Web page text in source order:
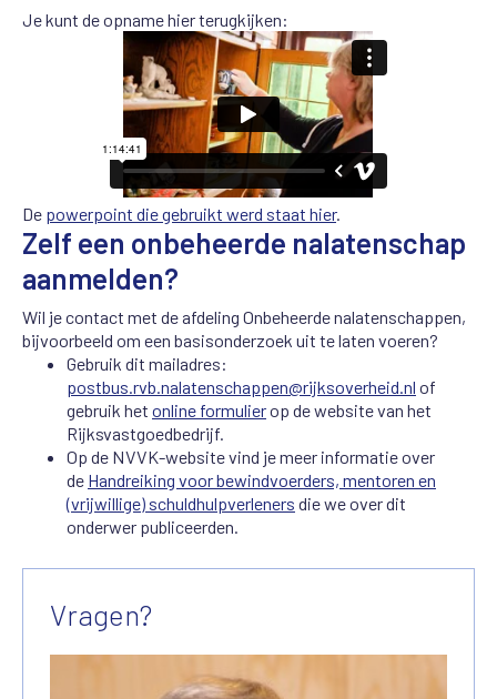
Je kunt de opname hier terugkijken:
De powerpoint die gebruikt werd staat hier.
Zelf een onbeheerde nalatenschap
aanmelden?
Wil je contact met de afdeling Onbeheerdenalatenschappen,
bijvoorbeeld om een basisonderzoek uit te laten voeren?
Gebruik dit mailadres:
postbus.rvb.nalatenschappen@rijksoverheid.nl of
gebruik het online formulierop de website van het
Rijksvastgoedbedrijf.
Op de NVVK-website vind je meer informatie over
de Handreiking voor bewindvoerders, mentoren en
(vrijwillige) schuldhulpverleners die we over dit
onderwer publiceerden.
Vragen?